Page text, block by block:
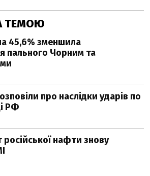
ТЕМОЮ
45,6% зменшила
пального Чорним та
про наслідки ударів по
РФ
російської нафти знову